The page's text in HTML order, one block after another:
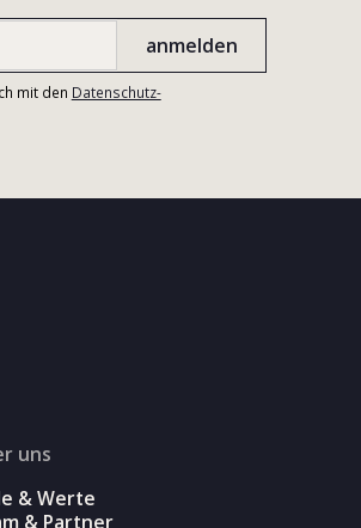
mit den Datenschutz-
uns
& Werte
& Partner